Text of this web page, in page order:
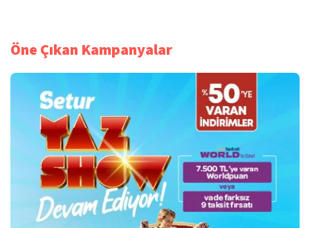
Öne Çıkan Kampanyalar